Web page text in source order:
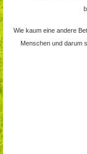
Wie kaum eine andere
Menschen und darum